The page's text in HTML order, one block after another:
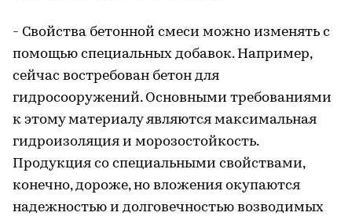
- Свойства бетонной смеси можно изменять с
помощью специальных добавок. Например,
сейчас востребован бетон для
гидросооружений. Основными требованиями
к этому материалу являются максимальная
гидроизоляция и морозостойкость.
Продукция со специальными свойствами,
конечно, дороже, но вложения окупаются
надежностью и долговечностью возводимых